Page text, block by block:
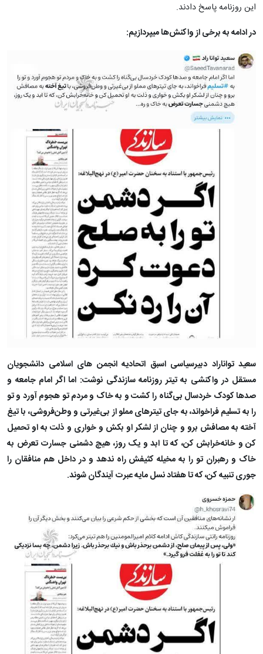
این روزنامه پاسخ دادند.
در ادامه به برخی از واکنش‌ها میپردازیم:
سعید تواناراد دبیرسیاسی اسبق اتحادیه انجمن های اسلامی دانشجویان
مستقل در واکنشی به تیتر روزنامه سازندگی نوشت: اما اگر امام جامعه و
صدها کودک خردسال بی‌گناه را کشت و به خاک و مردم تو هجوم آورد و تو
را به تسلیم فراخواند، به جای تیترهای مملو از بی‌غیرتی و وطن‌فروشی، با تیغ
آخته به مصافش برو و چنان از لشکر او بکش و خواری و ذلت به او تحمیل
کن و خانه‌خرابش کن، که تا ابد و یک روز، هیچ دشمنی جسارت تعرض به
خاک و رهبران تو را به مخیله کثیفش راه ندهد و در داخل هم منافقان را
جوری تنبیه کن، که تا هفتاد نسل مایه عبرت آیندگان شوند.